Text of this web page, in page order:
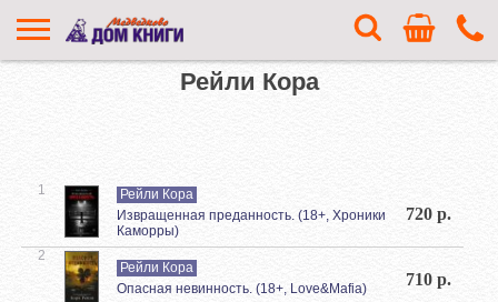
Рейли Кора
1
Рейли Кора
Извращенная преданность. (18+, Хроники
Каморры)
720 р.
2
Рейли Кора
Опасная невинность. (18+, Love&Mafia)
710 р.